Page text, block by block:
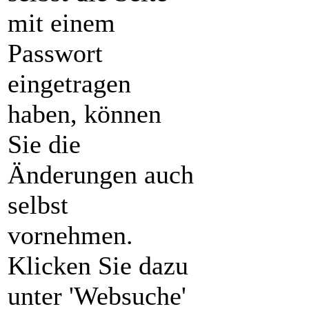
mit einem
Passwort
eingetragen
haben, können
Sie die
Änderungen auch
selbst
vornehmen.
Klicken Sie dazu
unter 'Websuche'